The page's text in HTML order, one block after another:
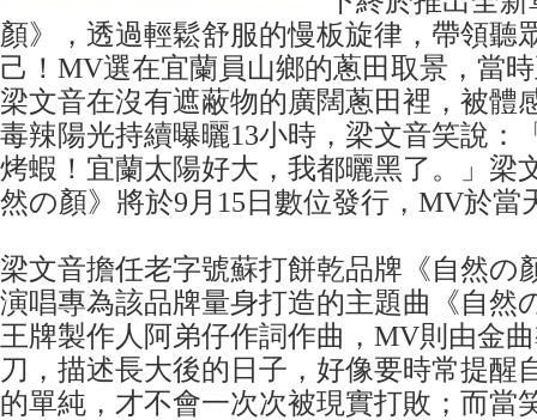
顏》，透過輕鬆舒服的慢板旋律，帶領聽
己！MV選在宜蘭員山鄉的蔥田取景，當
梁文音在沒有遮蔽物的廣闊蔥田裡，被體
毒辣陽光持續曝曬13小時，梁文音笑說：
烤蝦！宜蘭太陽好大，我都曬黑了。」梁
然の顏》將於9月15日數位發行，MV於當
梁文音擔任老字號蘇打餅乾品牌《自然の
演唱專為該品牌量身打造的主題曲《自然
王牌製作人阿弟仔作詞作曲，MV則由金
刀，描述長大後的日子，好像要時常提醒
的單純，才不會一次次被現實打敗；而當